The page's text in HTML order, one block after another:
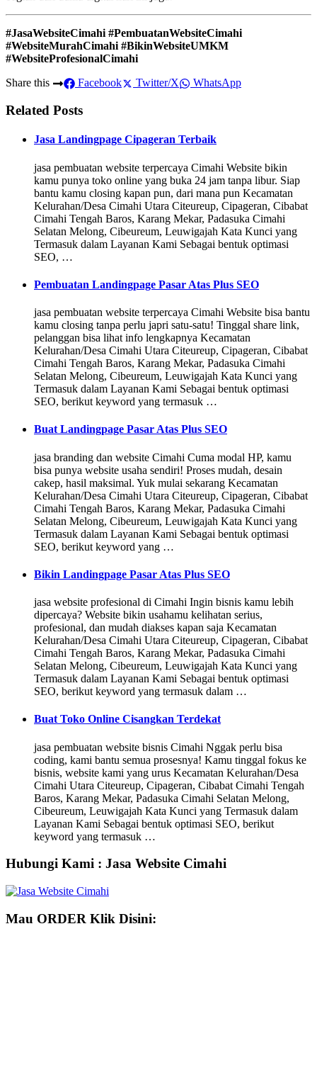
#JasaWebsiteCimahi #PembuatanWebsiteCimahi
#WebsiteMurahCimahi #BikinWebsiteUMKM
#WebsiteProfesionalCimahi
Share this
Facebook Twitter/X WhatsApp
Related Posts
Jasa Landingpage Cipageran Terbaik
jasa pembuatan website terpercaya Cimahi Website bikin
kamu punya toko online yang buka 24 jam tanpa libur. Siap
bantu kamu closing kapan pun, dari mana pun Kecamatan
Kelurahan/Desa Cimahi Utara Citeureup, Cipageran, Cibabat
Cimahi Tengah Baros, Karang Mekar, Padasuka Cimahi
Selatan Melong, Cibeureum, Leuwigajah Kata Kunci yang
Termasuk dalam Layanan Kami Sebagai bentuk optimasi
SEO, …
Pembuatan Landingpage Pasar Atas Plus SEO
jasa pembuatan website terpercaya Cimahi Website bisa bantu
kamu closing tanpa perlu japri satu-satu! Tinggal share link,
pelanggan bisa lihat info lengkapnya Kecamatan
Kelurahan/Desa Cimahi Utara Citeureup, Cipageran, Cibabat
Cimahi Tengah Baros, Karang Mekar, Padasuka Cimahi
Selatan Melong, Cibeureum, Leuwigajah Kata Kunci yang
Termasuk dalam Layanan Kami Sebagai bentuk optimasi
SEO, berikut keyword yang termasuk …
Buat Landingpage Pasar Atas Plus SEO
jasa branding dan website Cimahi Cuma modal HP, kamu
bisa punya website usaha sendiri! Proses mudah, desain
cakep, hasil maksimal. Yuk mulai sekarang Kecamatan
Kelurahan/Desa Cimahi Utara Citeureup, Cipageran, Cibabat
Cimahi Tengah Baros, Karang Mekar, Padasuka Cimahi
Selatan Melong, Cibeureum, Leuwigajah Kata Kunci yang
Termasuk dalam Layanan Kami Sebagai bentuk optimasi
SEO, berikut keyword yang …
Bikin Landingpage Pasar Atas Plus SEO
jasa website profesional di Cimahi Ingin bisnis kamu lebih
dipercaya? Website bikin usahamu kelihatan serius,
profesional, dan mudah diakses kapan saja Kecamatan
Kelurahan/Desa Cimahi Utara Citeureup, Cipageran, Cibabat
Cimahi Tengah Baros, Karang Mekar, Padasuka Cimahi
Selatan Melong, Cibeureum, Leuwigajah Kata Kunci yang
Termasuk dalam Layanan Kami Sebagai bentuk optimasi
SEO, berikut keyword yang termasuk dalam …
Buat Toko Online Cisangkan Terdekat
jasa pembuatan website bisnis Cimahi Nggak perlu bisa
coding, kami bantu semua prosesnya! Kamu tinggal fokus ke
bisnis, website kami yang urus Kecamatan Kelurahan/Desa
Cimahi Utara Citeureup, Cipageran, Cibabat Cimahi Tengah
Baros, Karang Mekar, Padasuka Cimahi Selatan Melong,
Cibeureum, Leuwigajah Kata Kunci yang Termasuk dalam
Layanan Kami Sebagai bentuk optimasi SEO, berikut
keyword yang termasuk …
Hubungi Kami : Jasa Website Cimahi
Mau ORDER Klik Disini: